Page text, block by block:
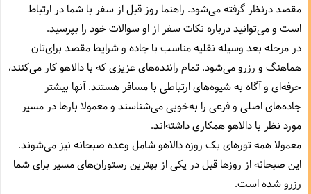
مقصد درنظر گرفته می‌شود. راهنما روز قبل از سفر با شما در ارتباط
است و می‌توانید درباره نکات سفر از او سوالات خود را بپرسید.
در مرحله بعد وسیله نقلیه مناسب با جاده و شرایط مقصد برای‌تان
هماهنگ و رزرو می‌شود. تمام راننده‌های عزیزی که با دالاهو کار می‌کنند،‌
حرفه‌ای و آگاه به شیوه‌های ارتباطی با مسافر هستند. آنها بیشتر
جاده‌های اصلی و فرعی را به‌خوبی می‌شناسند و معمولا بارها در مسیر
مورد نظر با دالاهو همکاری داشته‌اند.
معمولا همه تورهای یک روزه دالاهو شامل وعده صبحانه نیز می‌شوند.
این صبحانه از روزها قبل در یکی از بهترین رستوران‌های مسیر برای شما
رزرو شده است.